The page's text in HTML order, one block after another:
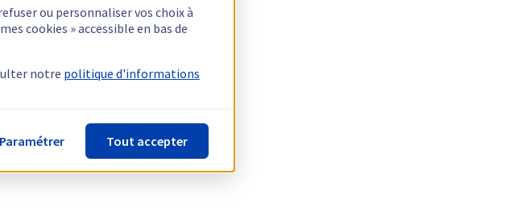
ou personnaliser vos choix à
cookies » accessible en bas de
notre politique d'informations
Paramétrer Tout accepter